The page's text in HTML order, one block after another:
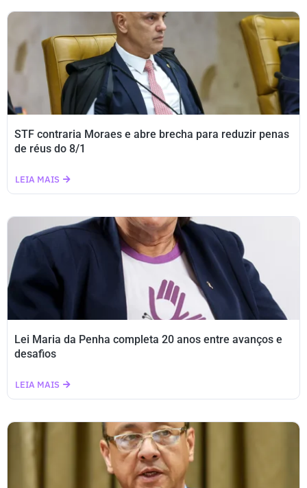
STF contraria Moraes e abre brecha para reduzir penas
de réus do 8/1
LEIA MAIS
Lei Maria da Penha completa 20 anos entre avanços e
desafios
LEIA MAIS